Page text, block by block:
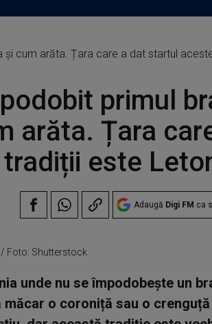
cum arăta. Țara care a dat startul
primul
arăta. Țara
este
Adaugă Digi FM ca
Foto: Shutterstock
unde nu se împodobește un
măcar o coroniță sau o